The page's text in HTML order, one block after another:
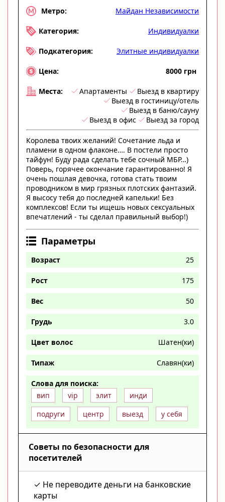
Метро: Майдан Независимости
Категория: Индивидуалки
Подкатегория: Элитные индивидуалки
Цена: 8000 грн
Места: Апартаменты
Выезд в квартиру
Выезд в гостиницу/отель
Выезд в баню/сауну
Выезд в офис
Выезд за город
Королева твоих желаний! Сочетание льда и
пламени в одном флаконе…. В постели просто
тайфун! Буду рада сделать тебе сочный МБР…)
Поверь, горячее окончание гарантированно! Я
очень пошлая девочка, готова стать твоим
проводником в мир грязных плотских фантазий.
Я высосу тебя до последней капельки! Без
комплексов! Если ты ищешь новых сексуальных
впечатлений - ты сделал правильный выбор!)
Параметры
Возраст 25
Рост 175
Вес 50
Грудь 3.0
Цвет волос Шатен(ки)
Типаж Славян(ки)
Слова для поиска:
вип
vip элит
инди
подруги
центр выезд у себя
Советы по безопасности для
посетителей
Не переводите деньги на банковские
карты